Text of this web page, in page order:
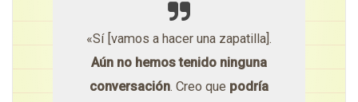
«Sí [vamos a hacer una zapatilla].
Aún no hemos tenido ninguna
conversación. Creo que podría